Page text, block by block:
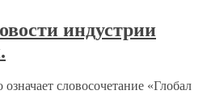
индустрии
словосочетание «Глобал